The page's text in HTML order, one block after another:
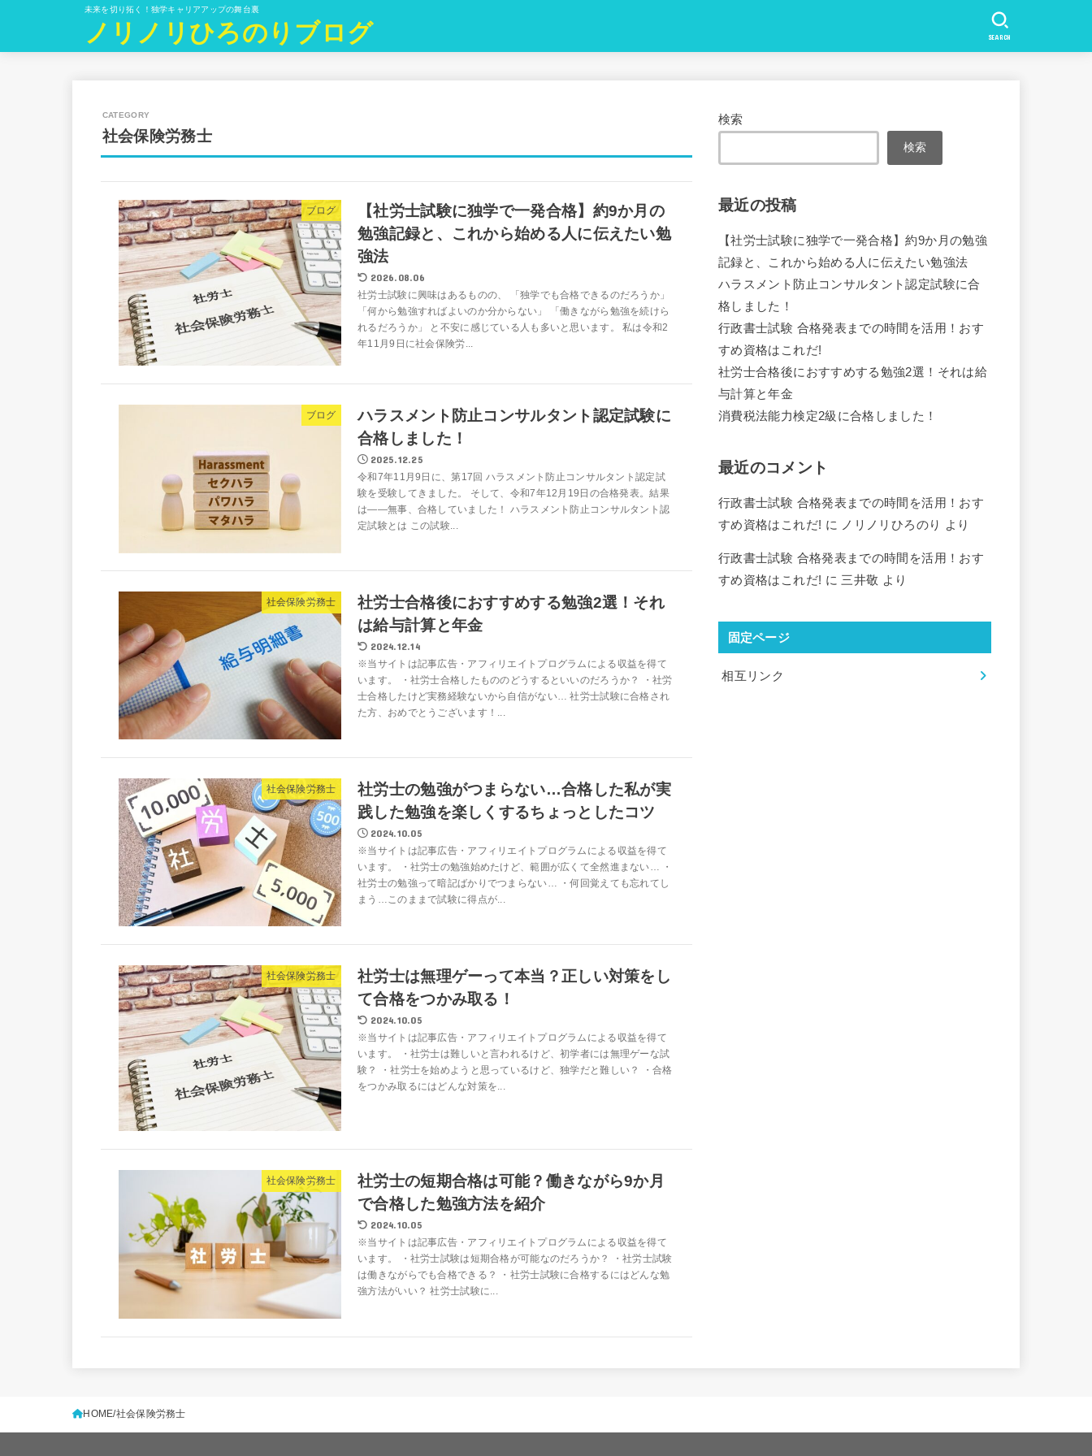
未来を切り拓く！独学キャリアアップの舞台裏
ノリノリひろのりブログ SEARCH
社会保険労務士
ブログ
【社労士試験に独学で一発合格】約9か月の
勉強記録と、これから始める人に伝えたい勉
強法
2026.08.06
社労士試験に興味はあるものの、 「独学でも合格できるのだろうか」
「何から勉強すればよいのか分からない」 「働きながら勉強を続けら
れるだろうか」 と不安に感じている人も多いと思います。 私は令和2
年11月9日に社会保険労...
ブログ
ハラスメント防止コンサルタント認定試験に
合格しました！
2025.12.25
令和7年11月9日に、第17回 ハラスメント防止コンサルタント認定試
験を受験してきました。 そして、令和7年12月19日の合格発表。結果
は――無事、合格していました！ ハラスメント防止コンサルタント認
定試験とは この試験...
社会保険労務士
社労士合格後におすすめする勉強2選！それ
は給与計算と年金
2024.12.14
※当サイトは記事広告・アフィリエイトプログラムによる収益を得て
います。 ・社労士合格したもののどうするといいのだろうか？ ・社労
士合格したけど実務経験ないから自信がない… 社労士試験に合格され
た方、おめでとうございます！...
社会保険労務士
社労士の勉強がつまらない…合格した私が実
践した勉強を楽しくするちょっとしたコツ
2024.10.05
※当サイトは記事広告・アフィリエイトプログラムによる収益を得て
います。 ・社労士の勉強始めたけど、範囲が広くて全然進まない… ・
社労士の勉強って暗記ばかりでつまらない… ・何回覚えても忘れてし
まう…このままで試験に得点が...
社会保険労務士
社労士は無理ゲーって本当？正しい対策をし
て合格をつかみ取る！
2024.10.05
※当サイトは記事広告・アフィリエイトプログラムによる収益を得て
います。 ・社労士は難しいと言われるけど、初学者には無理ゲーな試
験？ ・社労士を始めようと思っているけど、独学だと難しい？ ・合格
をつかみ取るにはどんな対策を...
社会保険労務士
社労士の短期合格は可能？働きながら9か月
で合格した勉強方法を紹介
2024.10.05
※当サイトは記事広告・アフィリエイトプログラムによる収益を得て
います。 ・社労士試験は短期合格が可能なのだろうか？ ・社労士試験
は働きながらでも合格できる？ ・社労士試験に合格するにはどんな勉
強方法がいい？ 社労士試験に...
検索
検索
最近の投稿
【社労士試験に独学で一発合格】約9か月の勉強
記録と、これから始める人に伝えたい勉強法
ハラスメント防止コンサルタント認定試験に合
格しました！
行政書士試験 合格発表までの時間を活用！おす
すめ資格はこれだ!
社労士合格後におすすめする勉強2選！それは給
与計算と年金
消費税法能力検定2級に合格しました！
最近のコメント
行政書士試験 合格発表までの時間を活用！おす
すめ資格はこれだ! に ノリノリひろのり より
行政書士試験 合格発表までの時間を活用！おす
すめ資格はこれだ! に三井敬 より
固定ページ
相互リンク
HOME 社会保険労務士